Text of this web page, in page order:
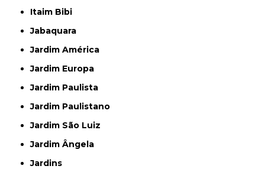
Itaim Bibi
Jabaquara
Jardim América
Jardim Europa
Jardim Paulista
Jardim Paulistano
Jardim São Luiz
Jardim Ângela
Jardins